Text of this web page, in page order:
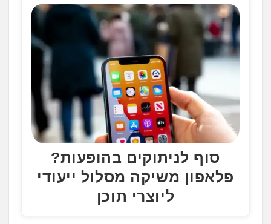
סוף לניתוקים בהופעות?
פלאפון משיקה מסלול ייעודי
ליוצרי תוכן